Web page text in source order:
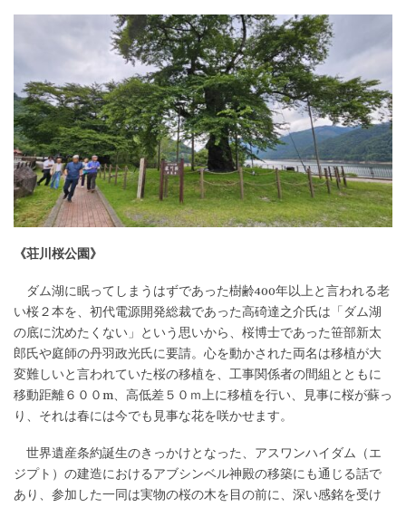
《荘川桜公園》
ダム湖に眠ってしまうはずであった樹齢400年以上と言われる老
い桜２本を、初代電源開発総裁であった高碕達之介氏は「ダム湖
の底に沈めたくない」という思いから、桜博士であった笹部新太
郎氏や庭師の丹羽政光氏に要請。心を動かされた両名は移植が大
変難しいと言われていた桜の移植を、工事関係者の間組とともに
移動距離６００m、高低差５０ｍ上に移植を行い、見事に桜が蘇っ
り、それは春には今でも見事な花を咲かせます。
世界遺産条約誕生のきっかけとなった、アスワンハイダム（エ
ジプト）の建造におけるアブシンベル神殿の移築にも通じる話で
あり、参加した一同は実物の桜の木を目の前に、深い感銘を受け